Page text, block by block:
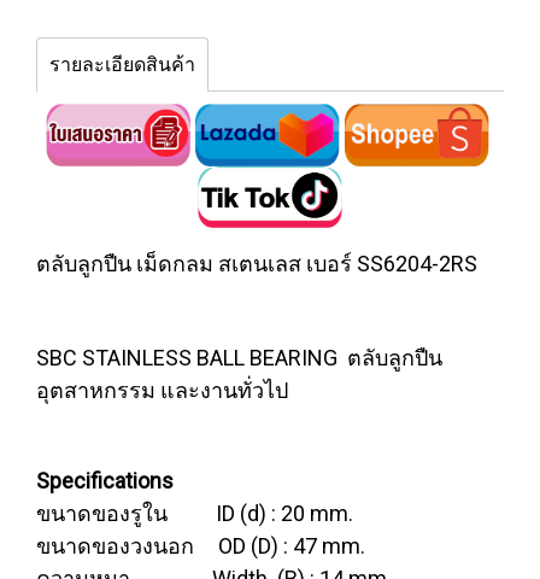
รายละเอียดสินค้า
ตลับลูกปืน เม็ดกลม สเตนเลส เบอร์ SS6204-2RS
SBC STAINLESS BALL BEARING ตลับลูกปืน
อุตสาหกรรม และงานทั่วไป
Specifications
ขนาดของรูใน ID (d) : 20 mm.
ขนาดของวงนอก OD (D) : 47 mm.